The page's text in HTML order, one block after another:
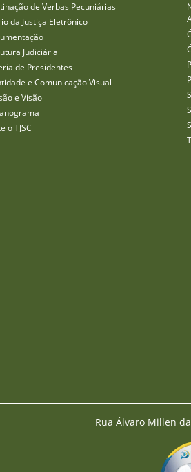
de Verbas Pecuniárias
da Justiça Eletrônico
Judiciária
de Presidentes
e Comunicação Visual
e Visão
o TJSC
Rua Álvaro Millen